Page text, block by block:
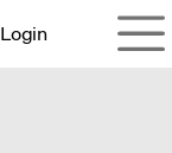
Login